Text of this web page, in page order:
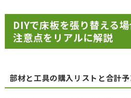
DIYで床板を張り替える
注意点をリアルに解説
部材と工具の購入リストと合計